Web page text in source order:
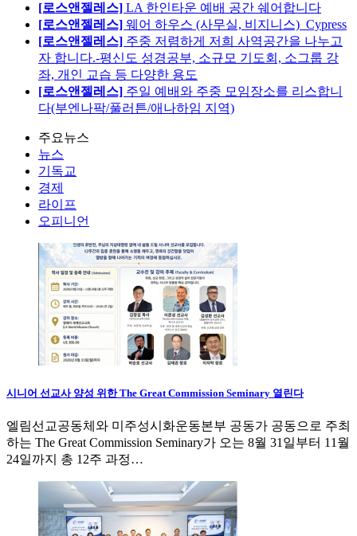
[로스앤젤레스] LA 한인타운 예배 공간 쉐어합니다
[로스앤젤레스] 웨어 하우스 (사무실, 비지니스)_Cypress
[로스앤젤레스] 주중 저렴하게 저희 사역공간을 나누고
자 합니다.-평신도 성경공부, 소규모 기도회, 소그룹 강
좌, 개인 교습 등 다양한 용도
[로스앤젤레스] 주일 예배와 주중 모임장소를 리스합니
다(부엔나팍/풀러튼/애나하임 지역)
주요뉴스
뉴스
기독교
경제
라이프
오피니언
시니어 선교사 양성 위한 The Great Commission Seminary 열린다
엘림선교공동체와 미주성시화운동본부 공동가 공동으로 주최
하는 The Great Commission Seminary가 오는 8월 31일부터 11월
24일까지 총 12주 과정…